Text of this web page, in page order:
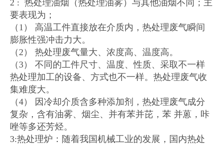
2 : 热处理油烟（热处理油雾）与其他油烟不同；主
要表现为；
（1） 高温工件直接放在介质内，热处理废气瞬间
膨胀性强冲击力大。
（2） 热处理废气量大、浓度高、温度高。
（3） 不同的工件尺寸、温度、性质、采取不一样
热处理加工的设备、方式也不一样。热处理废气收
集难度大。
（4） 因冷却介质含多种添加剂，热处理废气成分
复杂，含有油雾、烟尘、并有苯并芘，苯 并蒽，咔
唑等多还芳烃。
3:热处理炉：随着我国机械工业的发展，国内热处